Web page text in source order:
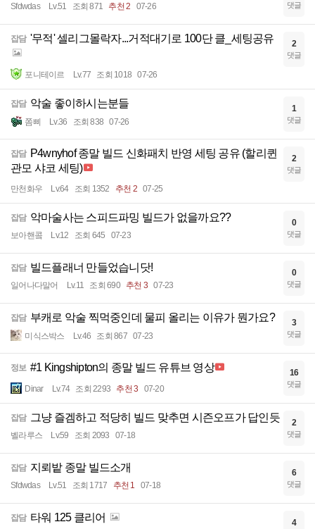
Sfdwdas Lv.51 조회 871 추천 2 07-26 댓글
잡담 '무적' 셀리그몰락자...거적대기로 100단 클_세팅공유
포니테이르 Lv.77 조회 1018 07-26
2
댓글
잡담 악술 좋이하시는분들
쫌삐 Lv.36 조회 838 07-26
1
댓글
잡담 P4wnyhof 종말 빌드 신화패치 반영 세팅 공유 (할리퀸
관모 샤코 세팅)
만천화우 Lv.64 조회 1352 추천 2 07-25
2
댓글
잡담 악마술사는 스피드파밍 빌드가 없을까요??
보아핸콬 Lv.12 조회 645 07-23
0
댓글
잡담 빌드플래너 만들었습니닷!
일어나다말어 Lv.11 조회 690 추천 3 07-23
0
댓글
잡담 부캐로 악술 찍먹중인데 물피 올리는 이유가 뭔가요?
미식스박스 Lv.46 조회 867 07-23
3
댓글
정보 #1 Kingshipton의 종말 빌드 유튜브 영상
Dinar Lv.74 조회 2293 추천 3 07-20
16
댓글
잡담 그냥 즐겜하고 적당히 빌드 맞추면 시즌오프가 답인듯
벨라루스 Lv.59 조회 2093 07-18
2
댓글
잡담 지뢰밭 종말 빌드소개
Sfdwdas Lv.51 조회 1717 추천 1 07-18
6
댓글
잡담 타워 125 클리어 4